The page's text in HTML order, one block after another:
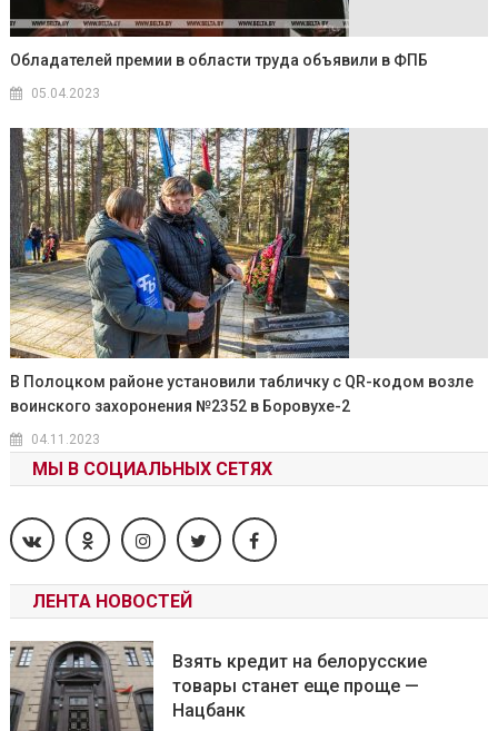
Обладателей премии в области труда объявили в ФПБ
05.04.2023
В Полоцком районе установили табличку с QR-кодом возле
воинского захоронения №2352 в Боро­вухе-2
04.11.2023
МЫ В СОЦИАЛЬНЫХ СЕТЯХ
ЛЕНТА НОВОСТЕЙ
Взять кредит на белорусские
товары станет еще проще —
Нацбанк